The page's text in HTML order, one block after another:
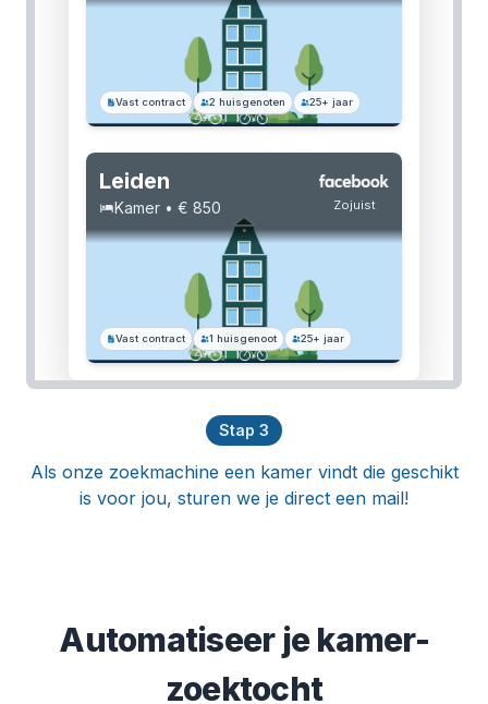
Vast contract 2 huisgenoten 25+ jaar
Zojuist
Leiden
Kamer • € 850
Vast contract 1 huisgenoot 25+ jaar
Stap 3
Als onze zoekmachine een kamer vindt die geschikt
is voor jou, sturen we je direct een mail!
Automatiseer je kamer-
zoektocht